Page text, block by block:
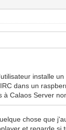
installe
dans un
à Calaos Server
chose que